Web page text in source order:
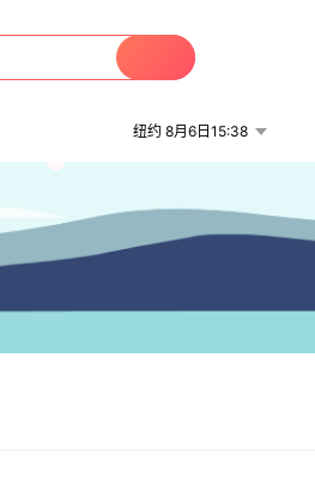
纽约 8月6日15:38